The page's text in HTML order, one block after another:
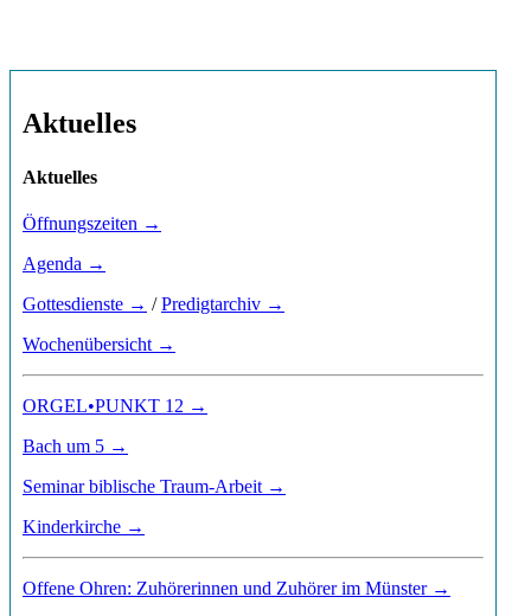
Aktuelles
Aktuelles
Öffnungszeiten →
Agenda →
Gottesdienste → /Predigtarchiv →
Wochenübersicht →
ORGEL•PUNKT 12 →
Bach um 5 →
Seminar biblische Traum-Arbeit →
Kinderkirche →
Offene Ohren: Zuhörerinnen und Zuhörer im Münster →